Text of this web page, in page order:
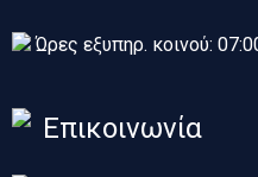
Ώρες εξυπηρ. κοινού:
Επικοινωνία